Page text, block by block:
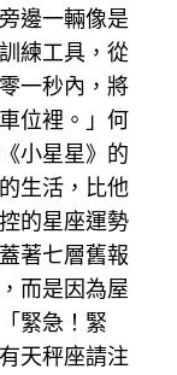
邊一輛像是
練工具，從
一秒內，將
位裡。」何
小星星》的
生活，比他
的星座運勢
著七層舊報
而是因為屋
緊急！緊
天秤座請注